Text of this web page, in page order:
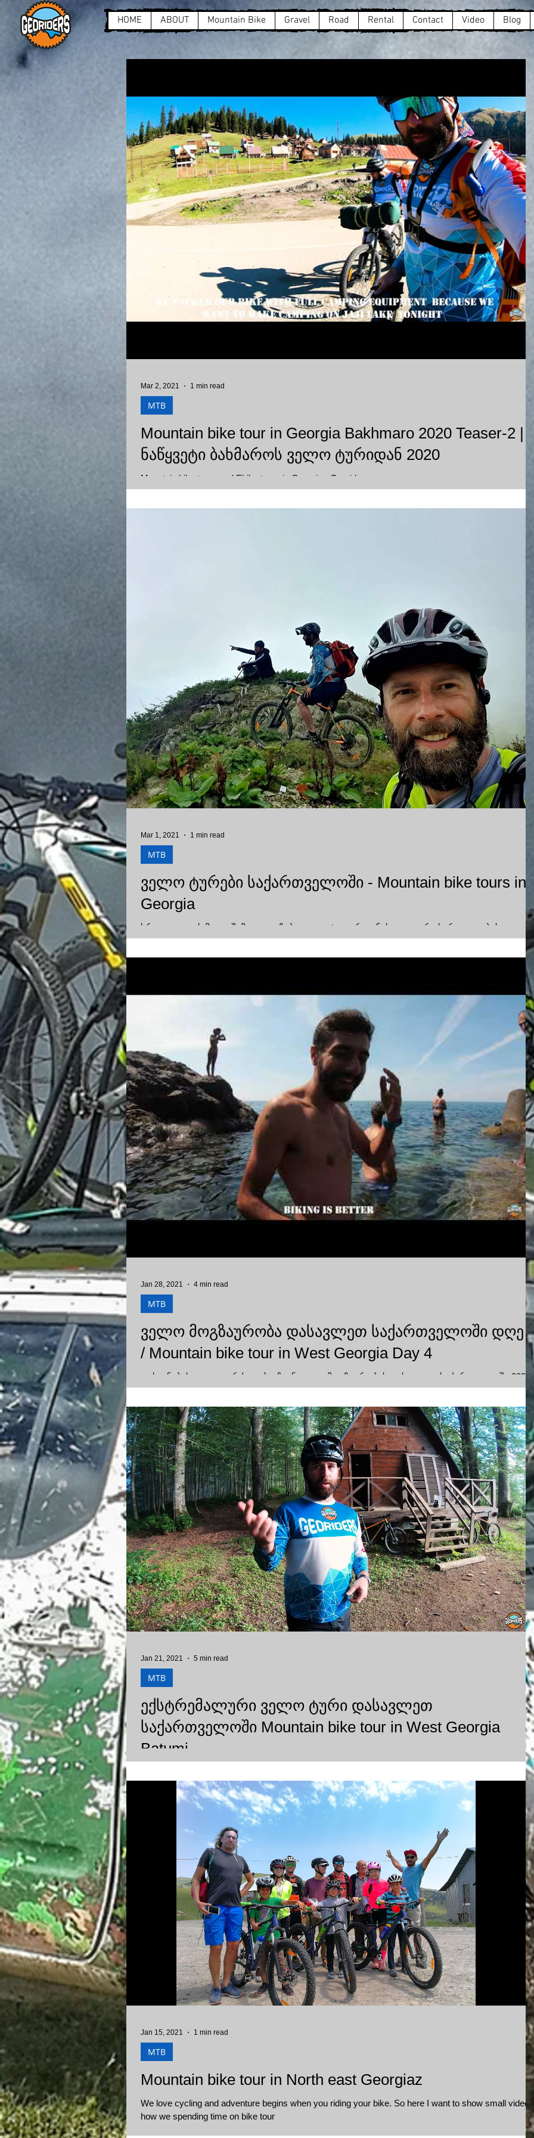
HOME ABOUT Mountain Bike Gravel Road Rental Contact Video Blog
Mountain bike tour in Georgia Bakhmaro 2020 Teaser-2 |
ნაწყვეტი ბახმაროს ველო ტურიდან 2020
Mountain bike tours and Ebike tours in Georgia - Georiders
MTB
Mar 2, 2021 1 min read
ველო ტურები საქართველოში - Mountain bike tours in
Georgia
სრულ ვიდეოს მალე შემოგთავაზებთ და დეტალურად ნახავთ თუ რა სირთულეების გავლა
მოგვიწია, მანამდე უყურეთ ნაწყვეტს ჩვენი მოგზაურობიდან 2020
MTB
Mar 1, 2021 1 min read
ველო მოგზაურობა დასავლეთ საქართველოში დღე
/ Mountain bike tour in West Georgia Day 4
დასვენების დღე: ვაგრძელებთ ჩვენ ველო მოგზაურობას დასავლეთ საქართველოში 2020
და დღევანდელი ვიდეო გაგრძელებაა ჩვენი ველო მოგზაურობის სადაც...
MTB
Jan 28, 2021 4 min read
ექსტრემალური ველო ტური დასავლეთ
საქართველოში Mountain bike tour in West Georgia
Batumi
Samtskhe-Javakheti and Guria.
MTB
Jan 21, 2021 5 min read
Mountain bike tour in North east Georgiaz
We love cycling and adventure begins when you riding your bike. So here I want to show small video
how we spending time on bike tour
MTB
Jan 15, 2021 1 min read